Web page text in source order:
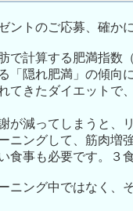
ントのご応募、確か
で計算する肥満指数
「隠れ肥満」の傾向
てきたダイエットで
が減ってしまうと、
ニングして、筋肉増
食事も必要です。３
ニング中ではなく、